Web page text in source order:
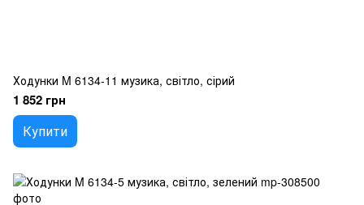
Ходунки M 6134-11 музика, світло, сірий
1 852 грн
Купити